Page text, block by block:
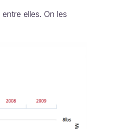
entre elles. On les